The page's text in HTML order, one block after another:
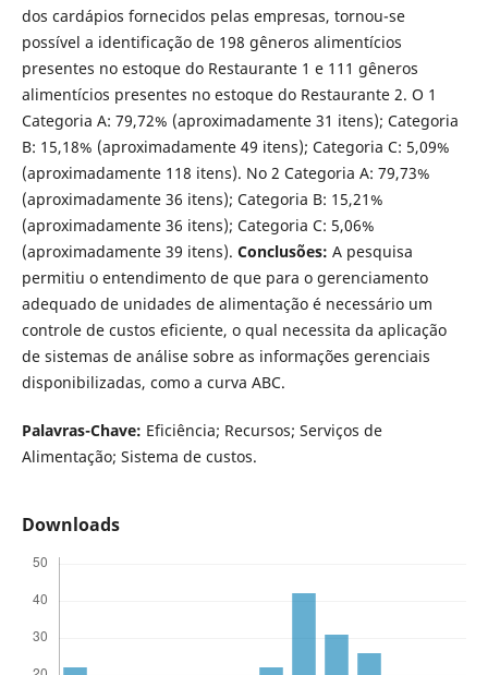
dos cardápios fornecidos pelas empresas, tornou-se
possível a identificação de 198 gêneros alimentícios
presentes no estoque do Restaurante 1 e 111 gêneros
alimentícios presentes no estoque do Restaurante 2. O 1
Categoria A: 79,72% (aproximadamente 31 itens); Categoria
B: 15,18% (aproximadamente 49 itens); Categoria C: 5,09%
(aproximadamente 118 itens). No 2 Categoria A: 79,73%
(aproximadamente 36 itens); Categoria B: 15,21%
(aproximadamente 36 itens); Categoria C: 5,06%
(aproximadamente 39 itens). Conclusões: A pesquisa
permitiu o entendimento de que para o gerenciamento
adequado de unidades de alimentação é necessário um
controle de custos eficiente, o qual necessita da aplicação
de sistemas de análise sobre as informações gerenciais
disponibilizadas, como a curva ABC.
Palavras-Chave: Eficiência; Recursos; Serviços de
Alimentação; Sistema de custos.
Downloads